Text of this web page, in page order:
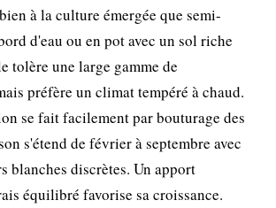
à la culture émergée que semi-
d'eau ou en pot avec un sol riche
tolère une large gamme de
préfère un climat tempéré à chaud.
se fait facilement par bouturage des
s'étend de février à septembre avec
blanches discrètes. Un apport
équilibré favorise sa croissance.